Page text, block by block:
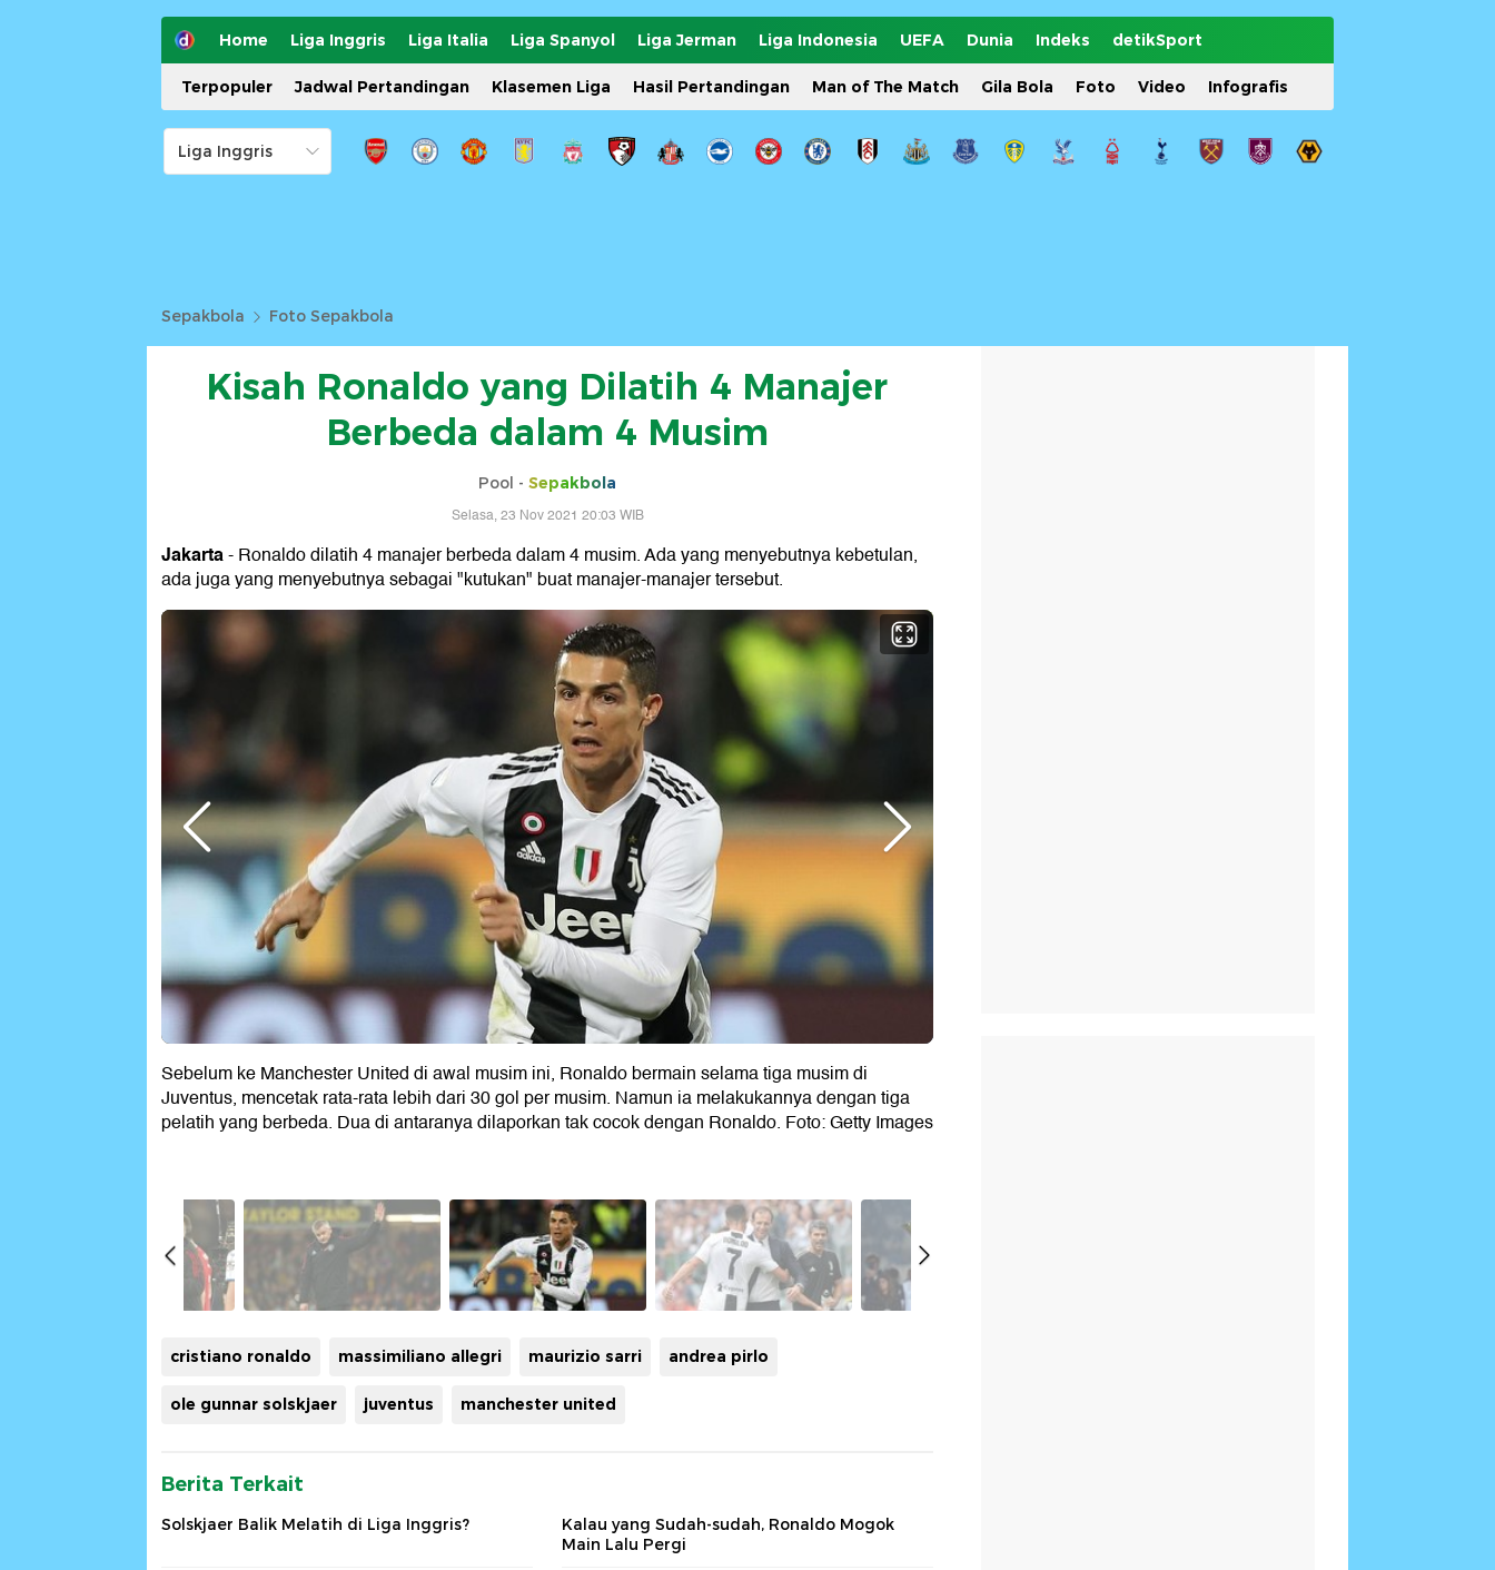
Home Liga Inggris Liga Italia Liga Spanyol Liga Jerman Liga Indonesia UEFA Dunia Indeks detikSport
Terpopuler Jadwal Pertandingan Klasemen Liga Hasil Pertandingan Man of The Match Gila Bola Foto Video Infografis
Sepakbola Foto Sepakbola
Kisah Ronaldo yang Dilatih 4 Manajer
Berbeda dalam 4 Musim
Pool - Sepakbola
Selasa, 23 Nov 2021 20:03 WIB
Jakarta- Ronaldo dilatih 4 manajer berbeda dalam 4 musim. Ada yang menyebutnya kebetulan,
ada juga yang menyebutnya sebagai "kutukan" buat manajer-manajer tersebut.
Sebelum ke Manchester United di awal musim ini, Ronaldo bermain selama tiga musim di
Juventus, mencetak rata-rata lebih dari 30 gol per musim. Namun ia melakukannya dengan tiga
pelatih yang berbeda. Dua di antaranya dilaporkan tak cocok dengan Ronaldo. Foto: Getty Images
cristiano ronaldo massimiliano allegri maurizio sarri andrea pirlo
ole gunnar solskjaer juventus manchester united
Berita Terkait
Solskjaer Balik Melatih di Liga Inggris?
Kalau yang Sudah-sudah, Ronaldo Mogok
Main Lalu Pergi